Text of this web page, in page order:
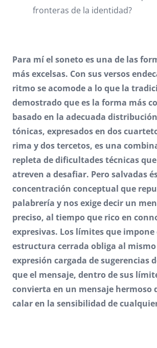
fronteras de la identidad?
Para mí el soneto es una de las
más excelsas. Con sus versos
ritmo se acomode a lo que la
demostrado que es la forma más
basado en la adecuada
tónicas, expresados en dos
rima y dos tercetos, es una
repleta de dificultades técnicas
atreven a desafiar. Pero salvadas
concentración conceptual que
palabrería y nos exige decir un
preciso, al tiempo que rico en
expresivas. Los límites que impone
estructura cerrada obliga al
expresión cargada de sugerencias
que el mensaje, dentro de sus
convierta en un mensaje hermoso
calar en la sensibilidad de